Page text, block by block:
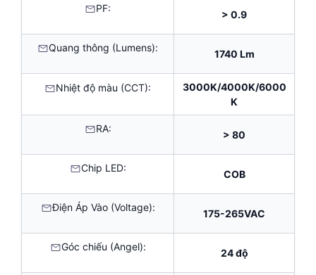
PF:
> 0.9
Quang thông (Lumens):
1740 Lm
Nhiệt độ màu (CCT):
3000K/4000K/6000
K
RA:
> 80
Chip LED:
COB
Điện Áp Vào (Voltage):
175-265VAC
Góc chiếu (Angel):
24 độ